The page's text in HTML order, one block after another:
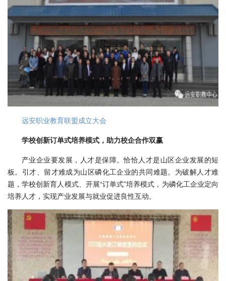
远安职业教育联盟成立大会
学校创新订单式培养模式，助力校企合作双赢
产业企业要发展，人才是保障。恰恰人才是山区企业发展的短
板。引才、留才难成为山区磷化工企业的共同难题。为破解人才难
题，学校创新育人模式、开展“订单式”培养模式，为磷化工企业定向
培养人才，实现产业发展与就业促进良性互动。